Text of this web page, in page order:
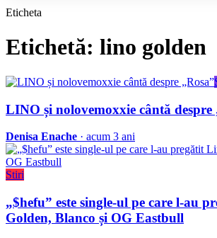
Eticheta
Etichetă: lino golden
LINO și nolovemoxxie cântă despre
Denisa Enache · acum 3 ani
Stiri
„$hefu” este single-ul pe care l-au
Golden, Blanco și OG Eastbull